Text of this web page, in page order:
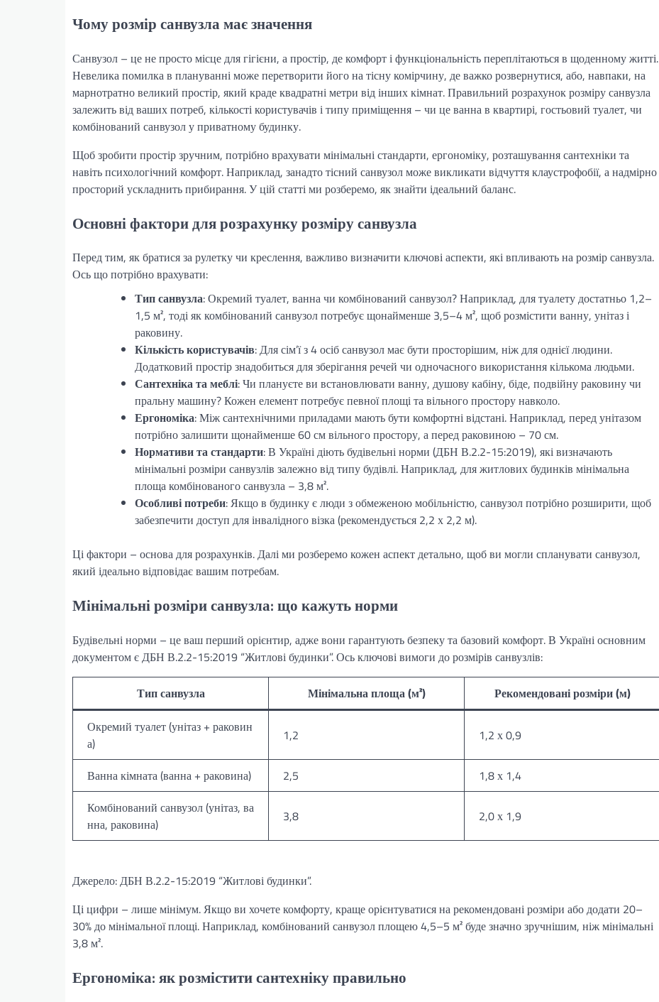
Чому розмір санвузла має значення
Санвузол – це не просто місце для гігієни, а простір, де комфорт і функціональність переплітаються в щоденному житті.
Невелика помилка в плануванні може перетворити його на тісну комірчину, де важко розвернутися, або, навпаки, на
марнотратно великий простір, який краде квадратні метри від інших кімнат. Правильний розрахунок розміру санвузла
залежить від ваших потреб, кількості користувачів і типу приміщення – чи це ванна в квартирі, гостьовий туалет, чи
комбінований санвузол у приватному будинку.
Щоб зробити простір зручним, потрібно врахувати мінімальні стандарти, ергономіку, розташування сантехніки та
навіть психологічний комфорт. Наприклад, занадто тісний санвузол може викликати відчуття клаустрофобії, а надмірно
просторий ускладнить прибирання. У цій статті ми розберемо, як знайти ідеальний баланс.
Основні фактори для розрахунку розміру санвузла
Перед тим, як братися за рулетку чи креслення, важливо визначити ключові аспекти, які впливають на розмір санвузла.
Ось що потрібно врахувати:
Тип санвузла: Окремий туалет, ванна чи комбінований санвузол? Наприклад, для туалету достатньо 1,2–
1,5 м², тоді як комбінований санвузол потребує щонайменше 3,5–4 м², щоб розмістити ванну, унітаз і
раковину.
Кількість користувачів: Для сім’ї з 4 осіб санвузол має бути просторішим, ніж для однієї людини.
Додатковий простір знадобиться для зберігання речей чи одночасного використання кількома людьми.
Сантехніка та меблі: Чи плануєте ви встановлювати ванну, душову кабіну, біде, подвійну раковину чи
пральну машину? Кожен елемент потребує певної площі та вільного простору навколо.
Ергономіка: Між сантехнічними приладами мають бути комфортні відстані. Наприклад, перед унітазом
потрібно залишити щонайменше 60 см вільного простору, а перед раковиною – 70 см.
Нормативи та стандарти: В Україні діють будівельні норми (ДБН В.2.2-15:2019), які визначають
мінімальні розміри санвузлів залежно від типу будівлі. Наприклад, для житлових будинків мінімальна
площа комбінованого санвузла – 3,8 м².
Особливі потреби: Якщо в будинку є люди з обмеженою мобільністю, санвузол потрібно розширити, щоб
забезпечити доступ для інвалідного візка (рекомендується 2,2 х 2,2 м).
Ці фактори – основа для розрахунків. Далі ми розберемо кожен аспект детально, щоб ви могли спланувати санвузол,
який ідеально відповідає вашим потребам.
Мінімальні розміри санвузла: що кажуть норми
Будівельні норми – це ваш перший орієнтир, адже вони гарантують безпеку та базовий комфорт. В Україні основним
документом є ДБН В.2.2-15:2019 “Житлові будинки”. Ось ключові вимоги до розмірів санвузлів:
Тип санвузла Мінімальна площа (м²)
Рекомендовані розміри (м)
Окремий туалет (унітаз + раковин
а)
1,2 1,2 х 0,9
Ванна кімната (ванна + раковина) 2,5
1,8 х 1,4
Комбінований санвузол (унітаз, ва
нна, раковина)
3,8 2,0 х 1,9
Джерело: ДБН В.2.2-15:2019 “Житлові будинки”.
Ці цифри – лише мінімум. Якщо ви хочете комфорту, краще орієнтуватися на рекомендовані розміри або додати 20–
30% до мінімальної площі. Наприклад, комбінований санвузол площею 4,5–5 м² буде значно зручнішим, ніж мінімальні
3,8 м².
Ергономіка: як розмістити сантехніку правильно